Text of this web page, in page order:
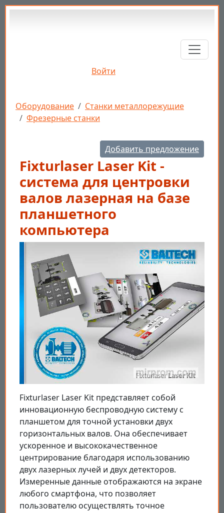
Перейти к основному содержанию
Войти
Строка навигации
Оборудование
Станки металлорежущие
Фрезерные станки
Добавить предложение
Fixturlaser Laser Kit -
система для центровки
валов лазерная на базе
планшетного
компьютера
Fixturlaser Laser Kit представляет собой
инновационную беспроводную систему с
планшетом для точной установки двух
горизонтальных валов. Она обеспечивает
ускоренное и высококачественное
центрирование благодаря использованию
двух лазерных лучей и двух детекторов.
Измеренные данные отображаются на экране
любого смартфона, что позволяет
пользователю осуществлять точное